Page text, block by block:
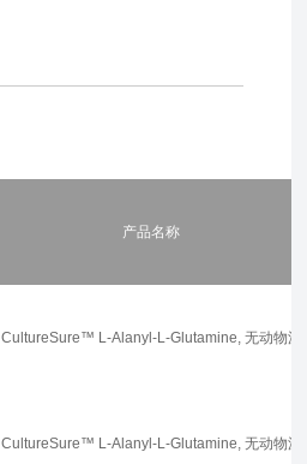
产品名称
CultureSure™ L-Alanyl-L-Glutamine, 无动物源
CultureSure™ L-Alanyl-L-Glutamine, 无动物源